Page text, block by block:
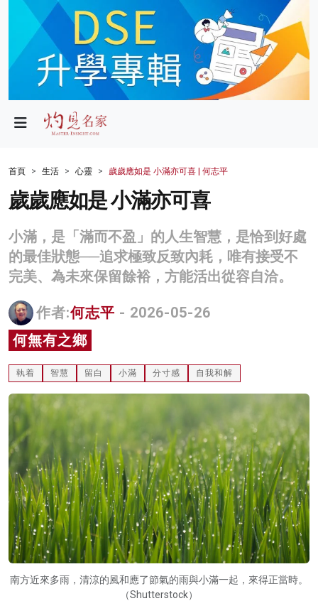
政局
財經
生活
商業
科技
影片
名家榜
灼見活動
關於我們
首頁 生活 心靈 歲歲應如是 小滿亦可喜 | 何志平
歲歲應如是 小滿亦可喜
小滿，是「滿而不盈」的人生智慧，是恰到好處
的最佳狀態──追求極致反致內耗，唯有接受不
完美、為未來保留餘裕，方能活出從容自洽。
作者:何志平 - 2026-05-26
何無有之鄉
執着 智慧 留白 小滿 分寸感 自我和解
南方近來多雨，清涼的風和應了節氣的雨與小滿一起，來得正當時。
（Shutterstock）